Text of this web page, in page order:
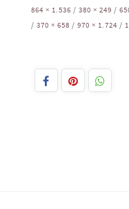
864 × 1.536 / 380 × 249 /
/ 370 × 658 / 970 × 1.724 /